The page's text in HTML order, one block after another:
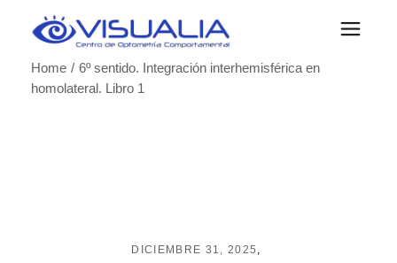
Home
6º sentido. Integración interhemisférica en
homolateral. Libro 1
DICIEMBRE 31, 2025